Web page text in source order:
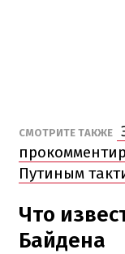
СМОТРИТЕ ТАКЖЕ
Путиным
Что
Байдена